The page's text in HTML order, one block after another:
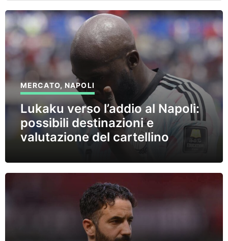
MERCATO,NAPOLI
Lukaku verso l’addio al Napoli:
possibili destinazioni e
valutazione del cartellino